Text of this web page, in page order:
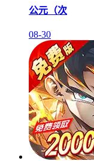
公元（次
08-30